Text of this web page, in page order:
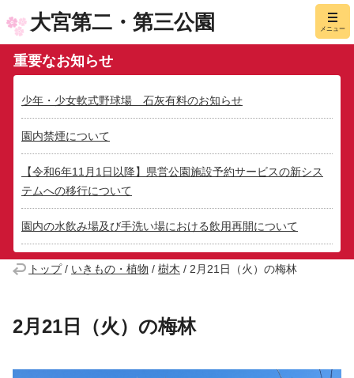
大宮第二・第三公園 メニュー
重要なお知らせ
少年・少女軟式野球場 石灰有料のお知らせ
園内禁煙について
【令和6年11月1日以降】県営公園施設予約サービスの新シス
テムへの移行について
園内の水飲み場及び手洗い場における飲用再開について
トップ/ いきもの・植物 / 樹木 / 2月21日（火）の梅林
2月21日（火）の梅林